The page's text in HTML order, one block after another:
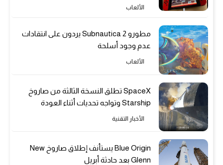
الألعاب
مطورو Subnautica 2 يردون على انتقادات
عدم وجود أسلحة
الألعاب
SpaceX تطلق النسخة الثالثة من صاروخ
Starship وتواجه تحديات أثناء العودة
الأخبار التقنية
Blue Origin يستأنف إطلاق صاروخ New
Glenn بعد حادثة أبريل